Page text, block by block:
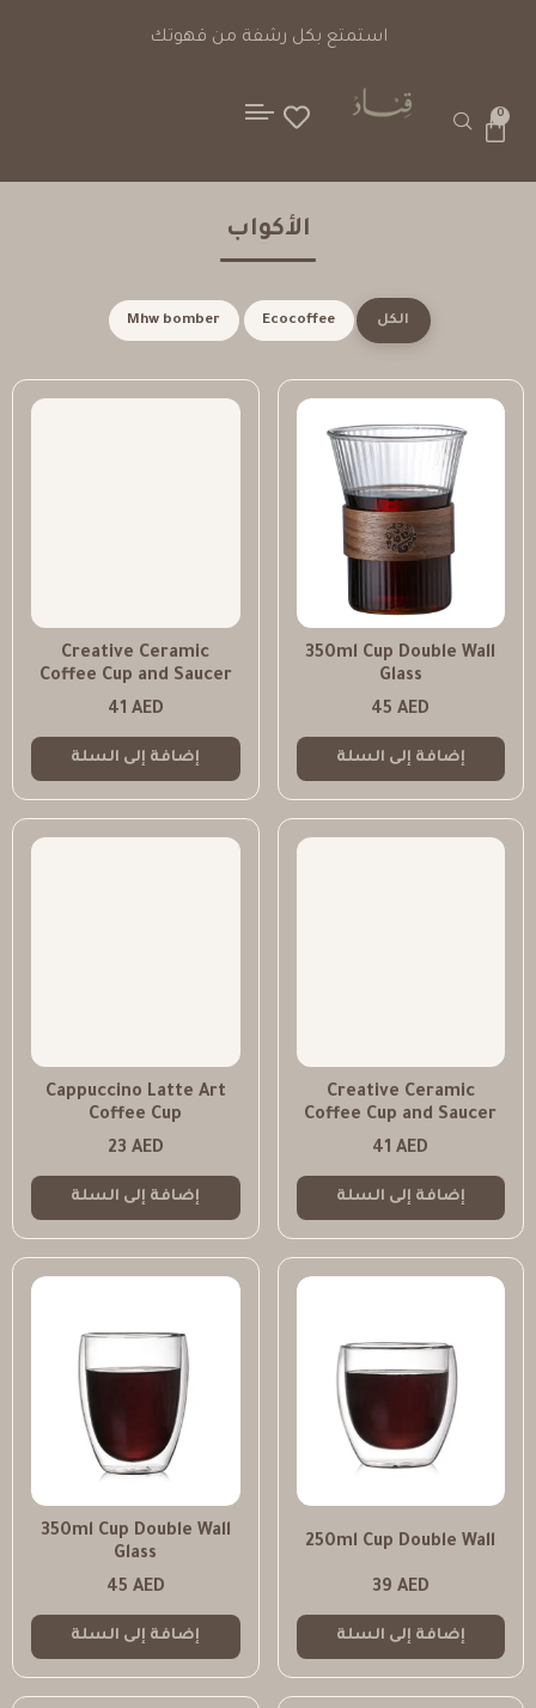
استمتع بكل رشفة من قهوتك
0
الأكواب
الكل Ecocoffee
Mhw bomber
350ml Cup Double Wall
Glass
45AED
إضافة إلى السلة
Creative Ceramic
Coffee Cup and Saucer
41 AED
إضافة إلى السلة
Creative Ceramic
Coffee Cup and Saucer
41AED
إضافة إلى السلة
Cappuccino Latte Art
Coffee Cup
23 AED
إضافة إلى السلة
250ml Cup Double Wall
39 AED
إضافة إلى السلة
350ml Cup Double Wall
Glass
45 AED
إضافة إلى السلة